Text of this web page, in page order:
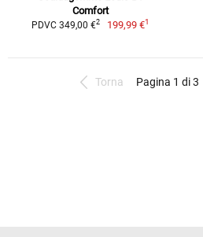
Comfort
PDVC 349,00 €2 199,99 €1
Torna Pagina 1 di 3